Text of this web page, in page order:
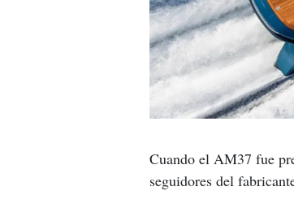
Cuando el AM37 fue
seguidores del